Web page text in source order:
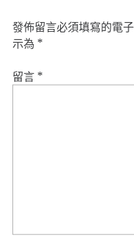
發佈留言必須填寫的電
示為 *
留言 *